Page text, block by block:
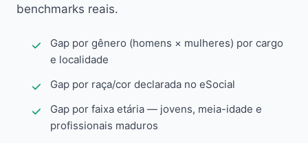
benchmarks reais.
Gap por gênero (homens × mulheres) por cargo
e localidade
Gap por raça/cor declarada no eSocial
Gap por faixa etária — jovens, meia-idade e
profissionais maduros